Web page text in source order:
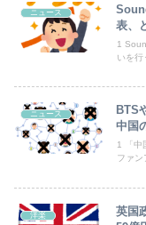
ニュース
表、
1
いを行
ニュース
BTS
中国
1 「中
ファン
洋楽
英国